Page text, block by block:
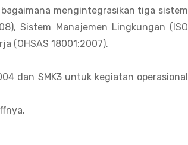
mengintegrasikan tiga sistem
Sistem Manajemen Lingkungan (ISO
(OHSAS 18001:2007).
dan SMK3 untuk kegiatan operasional